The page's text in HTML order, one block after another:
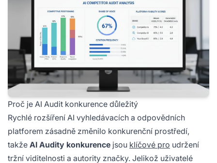
Proč je AI Audit konkurence důležitý
Rychlé rozšíření AI vyhledávacích a odpovědních
platforem zásadně změnilo konkurenční prostředí,
takže AI Audity konkurence jsou klíčové pro udržení
tržní viditelnosti a autority značky. Jelikož uživatelé